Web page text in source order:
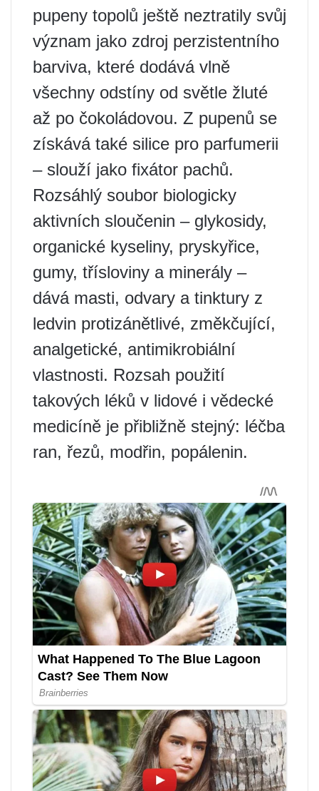
pupeny topolů ještě neztratily svůj
význam jako zdroj perzistentního
barviva, které dodává vlně
všechny odstíny od světle žluté
až po čokoládovou. Z pupenů se
získává také silice pro parfumerii
– slouží jako fixátor pachů.
Rozsáhlý soubor biologicky
aktivních sloučenin – glykosidy,
organické kyseliny, pryskyřice,
gumy, třísloviny a minerály –
dává masti, odvary a tinktury z
ledvin protizánětlivé, změkčující,
analgetické, antimikrobiální
vlastnosti. Rozsah použití
takových léků v lidové i vědecké
medicíně je přibližně stejný: léčba
ran, řezů, modřin, popálenin.